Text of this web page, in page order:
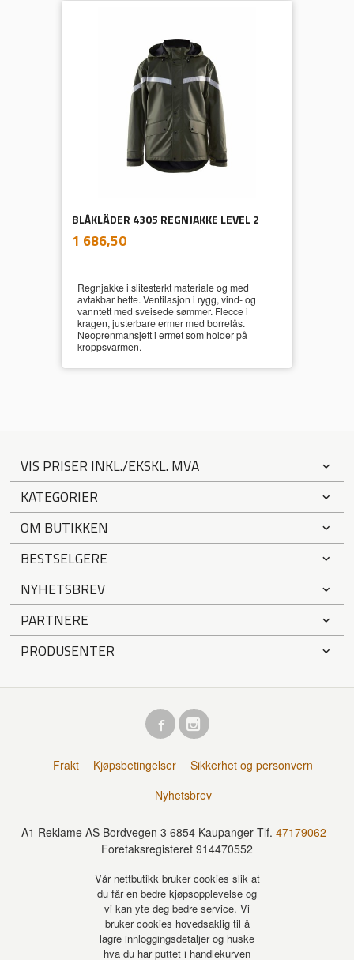
BLÅKLÄDER 4305 REGNJAKKE LEVEL 2
Pris
1 686,50mva.
Regnjakke i slitesterkt materiale og med
avtakbar hette. Ventilasjon i rygg, vind- og
vanntett med sveisede sømmer. Flecce i
kragen, justerbare ermer med borrelås.
Neoprenmansjett i ermet som holder på
kroppsvarmen.
VIS PRISER INKL./EKSKL. MVA
KATEGORIER
OM BUTIKKEN
BESTSELGERE
NYHETSBREV
PARTNERE
PRODUSENTER
Frakt Kjøpsbetingelser
Sikkerhet og personvern
Nyhetsbrev
A1 Reklame AS Bordvegen 3 6854 Kaupanger Tlf. 47179062 -
Foretaksregisteret 914470552
Vår nettbutikk bruker cookies slik at
du får en bedre kjøpsopplevelse og
vi kan yte deg bedre service. Vi
bruker cookies hovedsaklig til å
lagre innloggingsdetaljer og huske
hva du har puttet i handlekurven